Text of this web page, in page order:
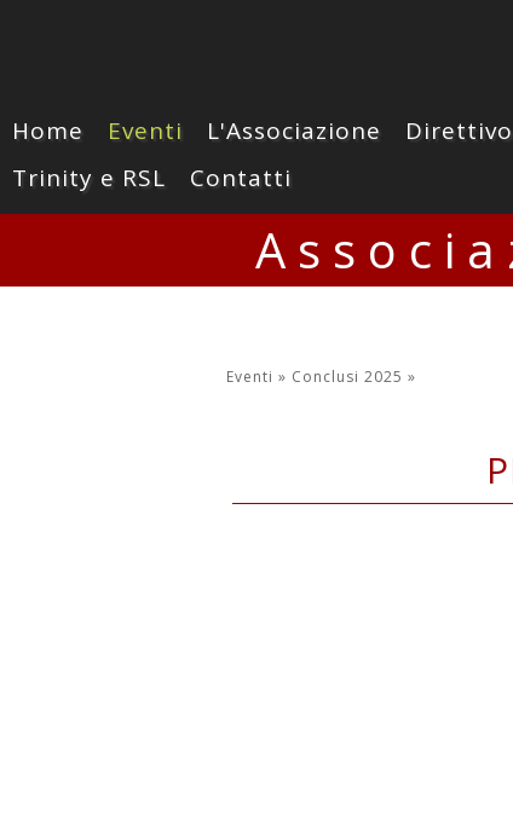
Home Eventi L'Associazione Direttivo
Trinity e RSL
Contatti
Eventi » Conclusi 2025 »